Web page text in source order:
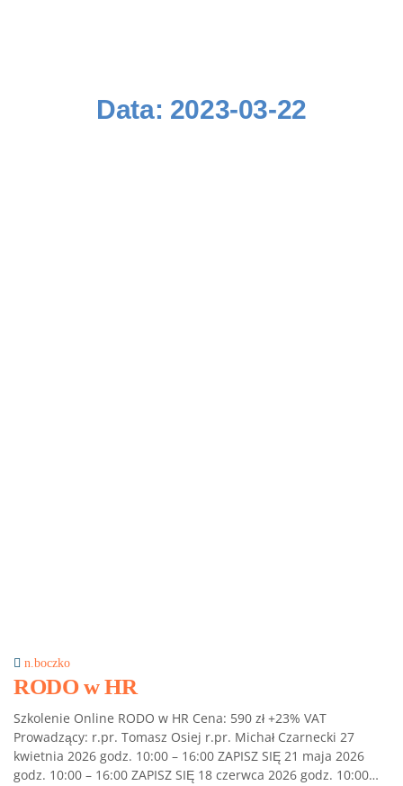
Data: 2023-03-22
n.boczko
RODO w HR
Szkolenie Online RODO w HR Cena: 590 zł +23% VAT
Prowadzący: r.pr. Tomasz Osiej r.pr. Michał Czarnecki 27
kwietnia 2026 godz. 10:00 – 16:00 ZAPISZ SIĘ 21 maja 2026
godz. 10:00 – 16:00 ZAPISZ SIĘ 18 czerwca 2026 godz. 10:00…